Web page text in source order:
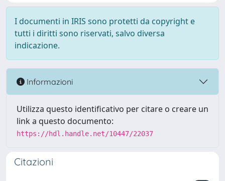
I documenti in IRIS sono protetti da copyright e
tutti i diritti sono riservati, salvo diversa
indicazione.
Informazioni
Utilizza questo identificativo per citare o creare un
link a questo documento:
https://hdl.handle.net/10447/22037
Citazioni